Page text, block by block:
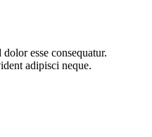
esse consequatur.
adipisci neque.